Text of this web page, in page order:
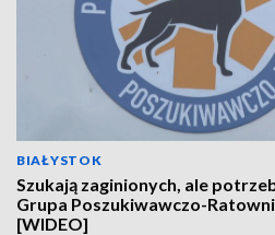
BIAŁYSTOK
Szukają zaginionych, ale
Grupa Poszukiwawczo-
[WIDEO]